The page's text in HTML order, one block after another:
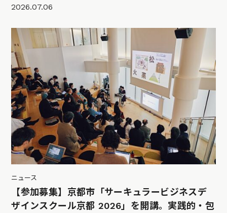
2026.07.06
ニュース
【参加募集】京都市「サーキュラービジネスデ
ザインスクール京都 2026」を開講。実践的・包